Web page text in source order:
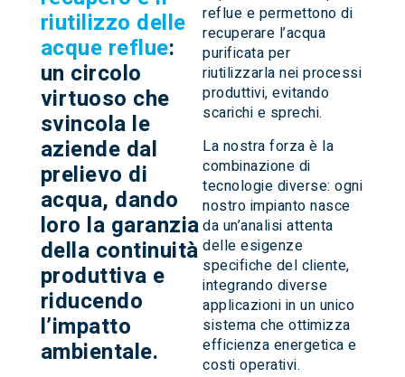
riutilizzo delle
acque reflue:
un circolo
virtuoso che
svincola le
aziende dal
prelievo di
acqua, dando
loro la garanzia
della continuità
produttiva e
riducendo
l’impatto
ambientale.
reflue e permettono di
recuperare l’acqua
purificata per
riutilizzarla nei processi
produttivi, evitando
scarichi e sprechi.
La nostra forza è la
combinazione di
tecnologie diverse: ogni
nostro impianto nasce
da un’analisi attenta
delle esigenze
specifiche del cliente,
integrando diverse
applicazioni in un unico
sistema che ottimizza
efficienza energetica e
costi operativi.